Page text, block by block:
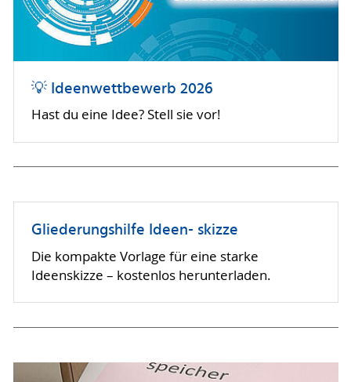
💡 Ideenwettbewerb 2026
Hast du eine Idee? Stell sie vor!
Gliederungshilfe Ideen- skizze
Die kompakte Vorlage für eine starke
Ideenskizze – kostenlos herunterladen.